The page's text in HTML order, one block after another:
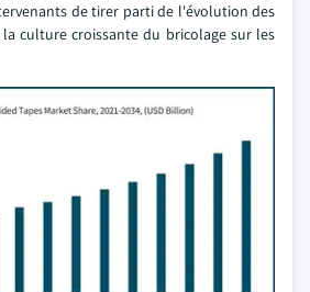
de tirer parti de l'évolution des
culture croissante du bricolage sur les